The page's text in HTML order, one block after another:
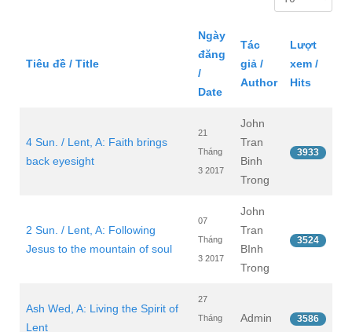
Tiêu đề / Title
Ngày
đăng
/
Date
Tác
giả /
Author
Lượt
xem /
Hits
4 Sun. / Lent, A: Faith brings
back eyesight
21
Tháng
3 2017
John
Tran
Binh
Trong
3933
2 Sun. / Lent, A: Following
Jesus to the mountain of soul
07
Tháng
3 2017
John
Tran
BInh
Trong
3524
Ash Wed, A: Living the Spirit of
Lent
27
Tháng
Admin 3586